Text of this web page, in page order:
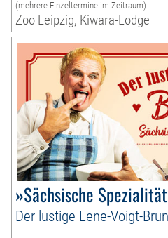
(mehrere Einzeltermine im Zeitraum)
Zoo Leipzig, Kiwara-Lodge
»Sächsische
Der lustige Lene-Voigt-